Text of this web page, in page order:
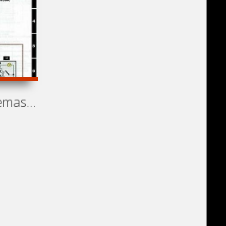
Diagramas (esquemas) eléctricos Audi 100 C4/4A